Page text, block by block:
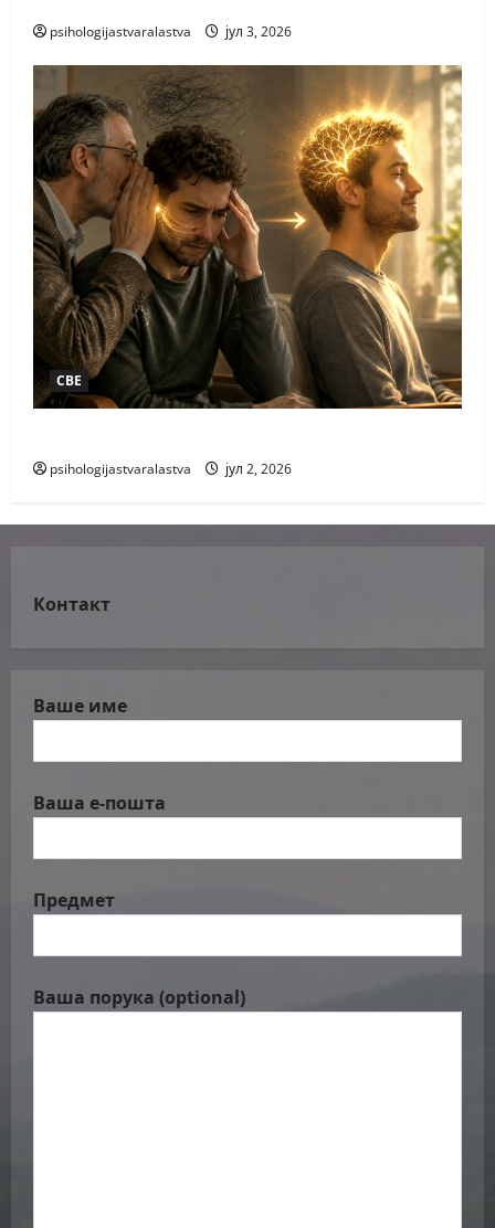
psihologijastvaralastva јул 3, 2026
СВЕ
psihologijastvaralastva јул 2, 2026
Контакт
Ваше име
Ваша е-пошта
Предмет
Ваша порука (optional)